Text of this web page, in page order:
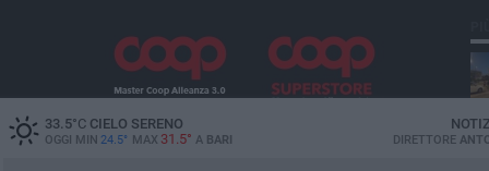
33.5°CCIELO SERENO
OGGI MIN 24.5° MAX 31.5° A BARI DIRETTORE